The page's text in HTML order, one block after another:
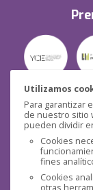
Utilizamos
Para garantizar
de nuestro sitio
pueden dividir
Cookies
fines
Cookies
otras